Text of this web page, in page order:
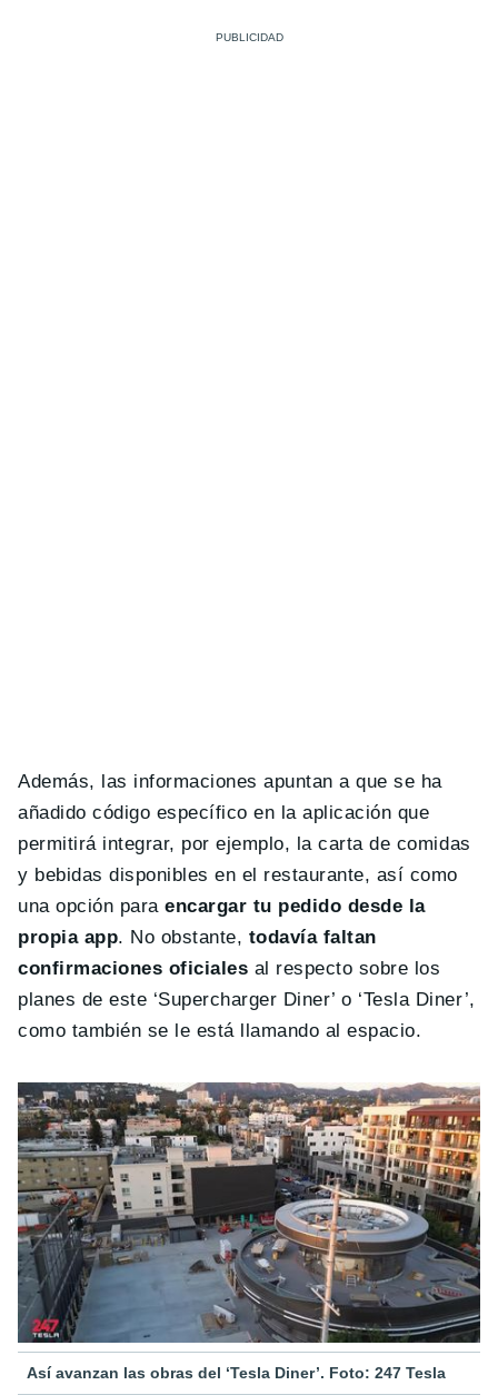
Además, las informaciones apuntan a que se ha
añadido código específico en la aplicación que
permitirá integrar, por ejemplo, la carta de comidas
y bebidas disponibles en el restaurante, así como
una opción paraencargar tu pedido desde la
propia app. No obstante, todavía faltan
confirmaciones oficiales al respecto sobre los
planes de este ‘Supercharger Diner’ o ‘Tesla Diner’,
como también se le está llamando al espacio.
Así avanzan las obras del ‘Tesla Diner’. Foto: 247 Tesla